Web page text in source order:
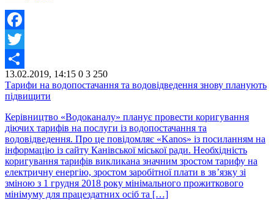
Facebook
Twitter
Share
13.02.2019, 14:15 0 3 250
Тарифи на водопостачання та водовідведення знову планують
підвищити
Керівництво «Водоканалу» планує провести коригування
діючих тарифів на послуги із водопостачання та
водовідведення. Про це повідомляє «Kanos» із посиланням на
інформацію із сайту Канівської міської ради. Необхідність
коригування тарифів викликана значним зростом тарифу на
електричну енергію, зростом заробітної плати в зв’язку зі
зміною з 1 грудня 2018 року мінімального прожиткового
мінімуму для працездатних осіб та […]